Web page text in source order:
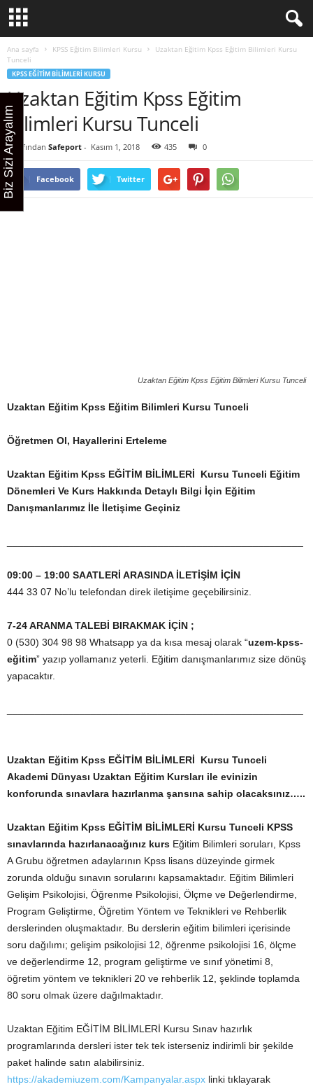
Ana sayfa KPSS Eğitim Bilimleri Kursu
Uzaktan Eğitim Kpss Eğitim Bilimleri Kursu
Tunceli
KPSS EĞITIM BILIMLERI KURSU
Uzaktan Eğitim Kpss Eğitim
Bilimleri Kursu Tunceli
Tarafından Safeport - Kasım 1, 2018 435 0
Facebook Twitter
Uzaktan Eğitim Kpss Eğitim Bilimleri Kursu Tunceli
Uzaktan Eğitim Kpss Eğitim Bilimleri Kursu Tunceli
Öğretmen Ol, Hayallerini Erteleme
Uzaktan Eğitim Kpss EĞİTİM BİLİMLERİ Kursu Tunceli Eğitim
Dönemleri Ve Kurs Hakkında Detaylı Bilgi İçin Eğitim
Danışmanlarımız İle İletişime Geçiniz
09:00 – 19:00 SAATLERİ ARASINDA İLETİŞİM İÇİN
444 33 07 No’lu telefondan direk iletişime geçebilirsiniz.
7-24 ARANMA TALEBİ BIRAKMAK İÇİN ;
0 (530) 304 98 98 Whatsapp ya da kısa mesaj olarak “uzem-kpss-
eğitim” yazıp yollamanız yeterli. Eğitim danışmanlarımız size dönüş
yapacaktır.
Uzaktan Eğitim Kpss EĞİTİM BİLİMLERİ Kursu Tunceli
Akademi Dünyası Uzaktan Eğitim Kursları ile evinizin
konforunda sınavlara hazırlanma şansına sahip olacaksınız…..
Uzaktan Eğitim Kpss EĞİTİM BİLİMLERİ Kursu Tunceli KPSS
sınavlarında hazırlanacağınız kurs Eğitim Bilimleri soruları, Kpss
A Grubu öğretmen adaylarının Kpss lisans düzeyinde girmek
zorunda olduğu sınavın sorularını kapsamaktadır. Eğitim Bilimleri
Gelişim Psikolojisi, Öğrenme Psikolojisi, Ölçme ve Değerlendirme,
Program Geliştirme, Öğretim Yöntem ve Teknikleri ve Rehberlik
derslerinden oluşmaktadır. Bu derslerin eğitim bilimleri içerisinde
soru dağılımı; gelişim psikolojisi 12, öğrenme psikolojisi 16, ölçme
ve değerlendirme 12, program geliştirme ve sınıf yönetimi 8,
öğretim yöntem ve teknikleri 20 ve rehberlik 12, şeklinde toplamda
80 soru olmak üzere dağılmaktadır.
Uzaktan Eğitim EĞİTİM BİLİMLERİ Kursu Sınav hazırlık
programlarında dersleri ister tek tek isterseniz indirimli bir şekilde
paket halinde satın alabilirsiniz.
https://akademiuzem.com/Kampanyalar.aspx linki tıklayarak
Biz Sizi Arayalım